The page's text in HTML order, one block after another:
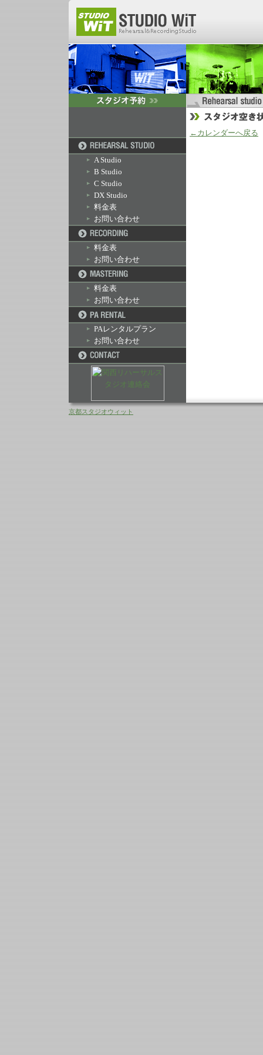
A Studio
B Studio
C Studio
DX Studio
料金表
お問い合わせ
料金表
お問い合わせ
料金表
お問い合わせ
PAレンタルプラン
お問い合わせ
←カレンダーへ戻る
京都スタジオウィット